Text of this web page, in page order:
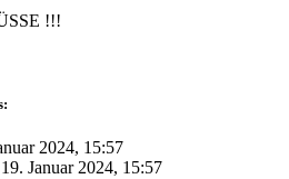
!!!
2024, 15:57
19. Januar 2024, 15:57